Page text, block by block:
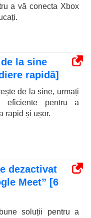
a vă conecta Xbox
de la sine
rapidă]
de la sine, urmați
eficiente pentru a
rapid și ușor.
dezactivat
Meet” [6
soluții pentru a